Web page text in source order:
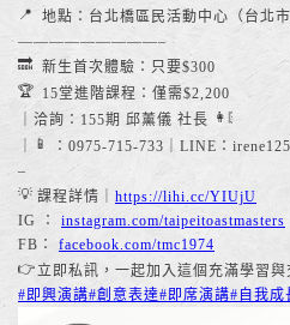
地點：台北橋區民活動中心（台北
—————————–
新生首次體驗：只要$300
15堂進階課程：僅需$2,200
｜洽詢：155期 邱薰儀 社長
：0975-715-733｜LINE：
–
課程詳情｜ https://lihi.cc/YIUjU
IG ： instagram.com/taipeitoastmasters
FB： facebook.com/tmc1974
立即私訊，一起加入這個充滿學習與
#即興演講#創意表達#即席演講#自我成